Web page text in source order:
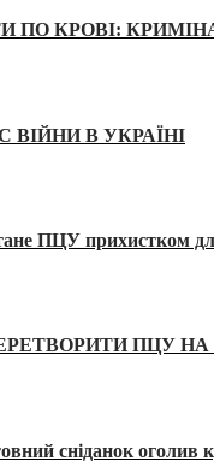
ПО КРОВІ:
В УКРАЇНІ
ПЦУ прихистком
ПЦУ
сніданок оголив